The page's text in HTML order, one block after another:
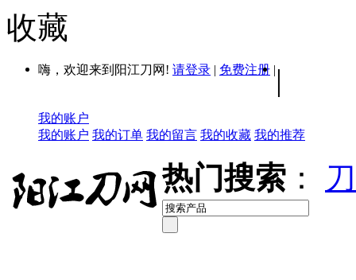
收藏
嗨，欢迎来到阳江刀网! 请登录 | 免费注册 | |
我的账户
我的账户 我的订单 我的留言 我的收藏 我的推荐
热门搜索 ：